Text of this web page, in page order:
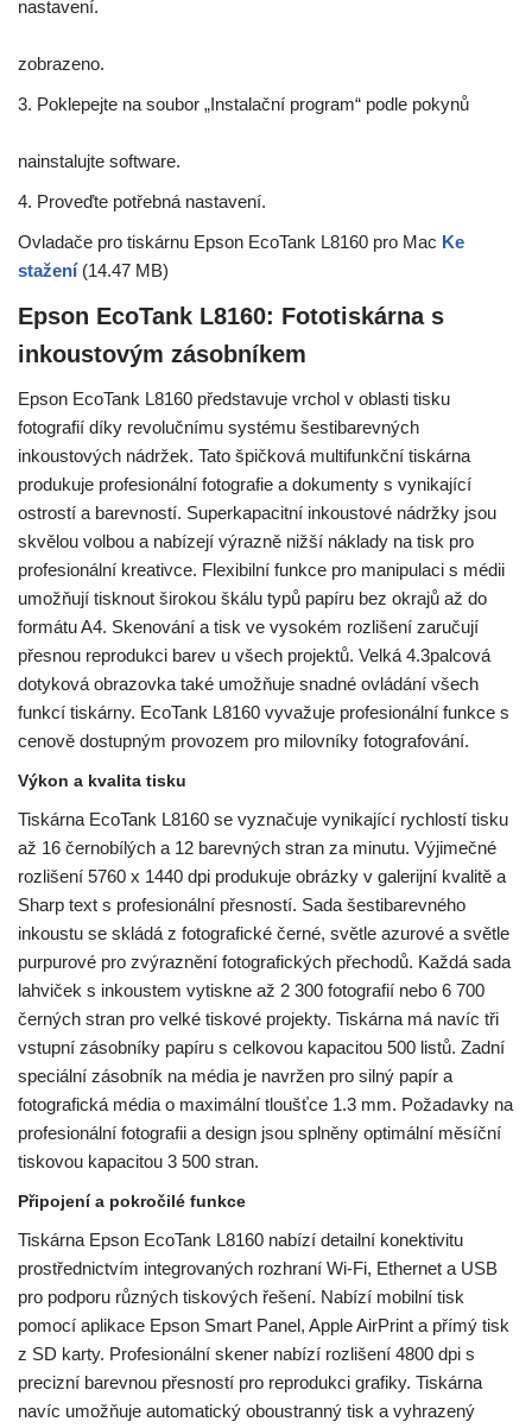
nastavení.
zobrazeno.
3. Poklepejte na soubor „Instalační program“ podle pokynů
nainstalujte software.
4. Proveďte potřebná nastavení.
Ovladače pro tiskárnu Epson EcoTank L8160 pro Mac Ke
stažení (14.47 MB)
Epson EcoTank L8160: Fototiskárna s
inkoustovým zásobníkem
Epson EcoTank L8160 představuje vrchol v oblasti tisku
fotografií díky revolučnímu systému šestibarevných
inkoustových nádržek. Tato špičková multifunkční tiskárna
produkuje profesionální fotografie a dokumenty s vynikající
ostrostí a barevností. Superkapacitní inkoustové nádržky jsou
skvělou volbou a nabízejí výrazně nižší náklady na tisk pro
profesionální kreativce. Flexibilní funkce pro manipulaci s médii
umožňují tisknout širokou škálu typů papíru bez okrajů až do
formátu A4. Skenování a tisk ve vysokém rozlišení zaručují
přesnou reprodukci barev u všech projektů. Velká 4.3palcová
dotyková obrazovka také umožňuje snadné ovládání všech
funkcí tiskárny. EcoTank L8160 vyvažuje profesionální funkce s
cenově dostupným provozem pro milovníky fotografování.
Výkon a kvalita tisku
Tiskárna EcoTank L8160 se vyznačuje vynikající rychlostí tisku
až 16 černobílých a 12 barevných stran za minutu. Výjimečné
rozlišení 5760 x 1440 dpi produkuje obrázky v galerijní kvalitě a
Sharp text s profesionální přesností. Sada šestibarevného
inkoustu se skládá z fotografické černé, světle azurové a světle
purpurové pro zvýraznění fotografických přechodů. Každá sada
lahviček s inkoustem vytiskne až 2 300 fotografií nebo 6 700
černých stran pro velké tiskové projekty. Tiskárna má navíc tři
vstupní zásobníky papíru s celkovou kapacitou 500 listů. Zadní
speciální zásobník na média je navržen pro silný papír a
fotografická média o maximální tloušťce 1.3 mm. Požadavky na
profesionální fotografii a design jsou splněny optimální měsíční
tiskovou kapacitou 3 500 stran.
Připojení a pokročilé funkce
Tiskárna Epson EcoTank L8160 nabízí detailní konektivitu
prostřednictvím integrovaných rozhraní Wi-Fi, Ethernet a USB
pro podporu různých tiskových řešení. Nabízí mobilní tisk
pomocí aplikace Epson Smart Panel, Apple AirPrint a přímý tisk
z SD karty. Profesionální skener nabízí rozlišení 4800 dpi s
precizní barevnou přesností pro reprodukci grafiky. Tiskárna
navíc umožňuje automatický oboustranný tisk a vyhrazený